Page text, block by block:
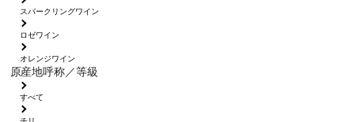
スパークリングワイン
ロゼワイン
オレンジワイン
原産地呼称／等級
すべて